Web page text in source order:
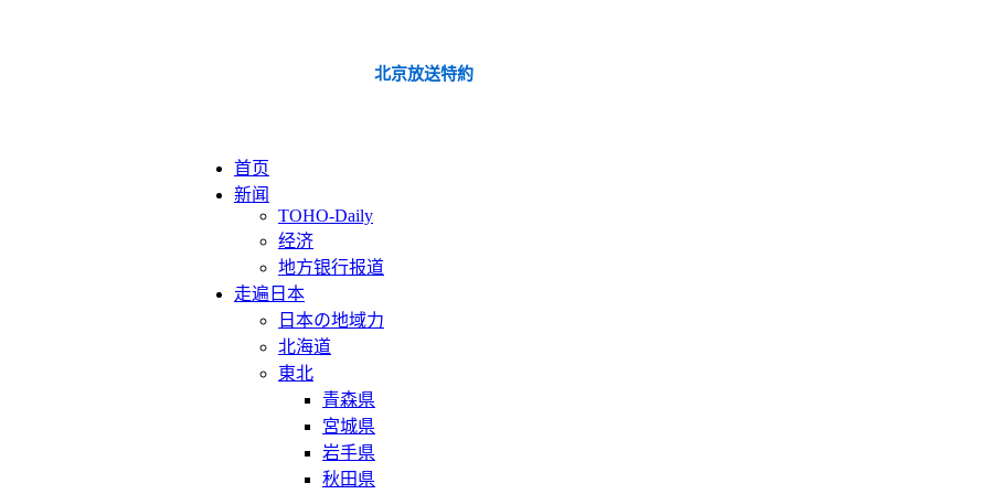
北京放送特約
首页
新闻
TOHO-Daily
经济
地方银行报道
走遍日本
日本の地域力
北海道
東北
青森県
宮城県
岩手県
秋田県